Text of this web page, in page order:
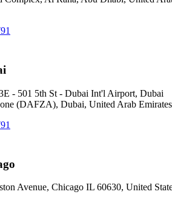
- 501 5th St - Dubai Int'l Airport, Dubai
(DAFZA), Dubai, United Arab Emirates
Avenue, Chicago IL 60630, United